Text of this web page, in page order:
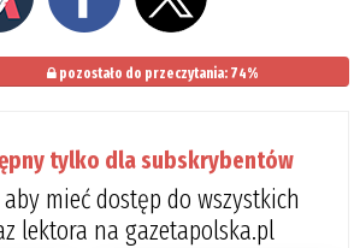
pozostało do przeczytania: 74%
tylko dla subskrybentów
aby mieć dostęp do wszystkich
lektora na gazetapolska.pl